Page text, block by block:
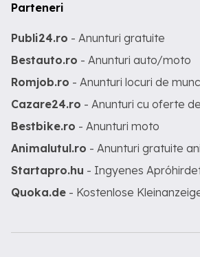
Parteneri
Publi24.ro - Anunturi gratuite
Bestauto.ro - Anunturi auto/moto
Romjob.ro - Anunturi locuri de
Cazare24.ro - Anunturi cu oferte
Bestbike.ro - Anunturi moto
Animalutul.ro - Anunturi gratuite
Startapro.hu - Ingyenes
Quoka.de - Kostenlose